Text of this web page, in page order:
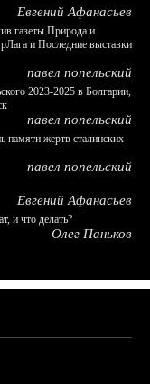
Евгений Афанасьев
газеты Природа и
и Последние выставки
павел попельский
2023-2025 в Болгарии,
павел попельский
памяти жертв сталинских
павел попельский
Евгений Афанасьев
и что делать?
Олег Паньков